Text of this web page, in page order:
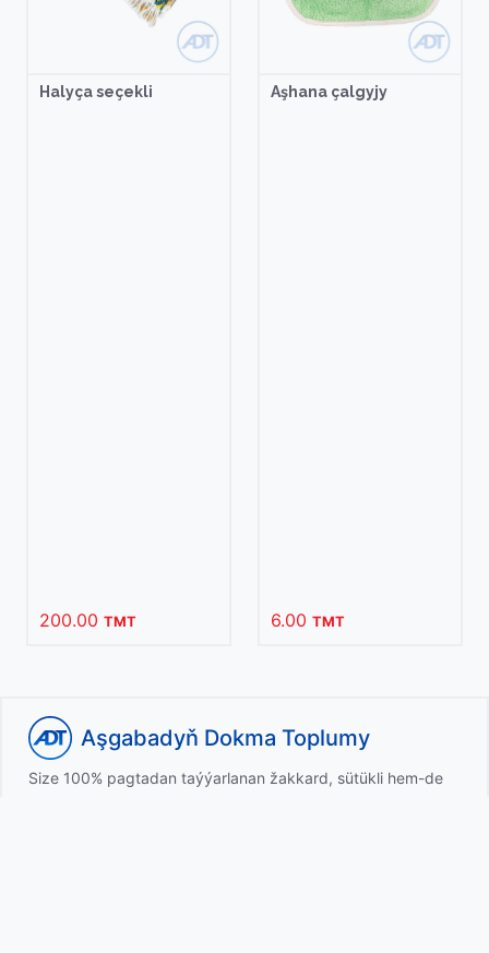
Halyça seçekli
200.00 TMT
Aşhana çalgyjy
6.00 TMT
Aşgabadyň Dokma Toplumy
Size 100% pagtadan taýýarlanan žakkard, sütükli hem-de